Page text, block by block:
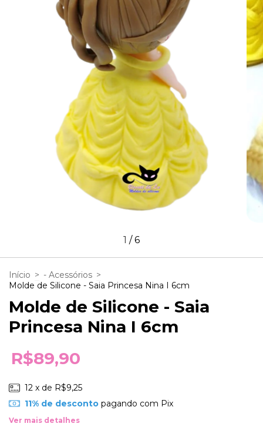
1 /6
Início > - Acessórios >
Molde de Silicone - Saia Princesa Nina I 6cm
Molde de Silicone - Saia
Princesa Nina I 6cm
R$89,90
12 x de R$9,25
11% de descontopagando com Pix
Ver mais detalhes